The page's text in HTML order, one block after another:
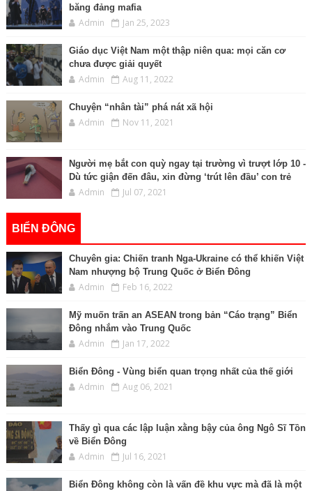
băng đảng mafia
Admin Jan 25, 2023
Giáo dục Việt Nam một thập niên qua: mọi căn cơ
chưa được giải quyết
Admin Aug 11, 2022
Chuyện “nhân tài” phá nát xã hội
Admin Nov 11, 2021
Người mẹ bắt con quỳ ngay tại trường vì trượt lớp 10 -
Dù tức giận đến đâu, xin đừng ‘trút lên đầu’ con trẻ
Admin Jul 07, 2021
BIỂN ĐÔNG
Chuyên gia: Chiến tranh Nga-Ukraine có thể khiến Việt
Nam nhượng bộ Trung Quốc ở Biển Đông
Admin Feb 16, 2022
Mỹ muốn trấn an ASEAN trong bản “Cáo trạng” Biển
Đông nhắm vào Trung Quốc
Admin Jan 17, 2022
Biển Đông - Vùng biển quan trọng nhất của thế giới
Admin Aug 06, 2021
Thấy gì qua các lập luận xằng bậy của ông Ngô Sĩ Tồn
về Biển Đông
Admin Jul 16, 2021
Biển Đông không còn là vấn đề khu vực mà đã là một